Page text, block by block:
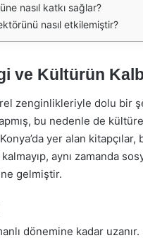
nasıl katkı sağlar?
nasıl etkilemiştir?
ve Kültürün
zenginlikleriyle dolu bir
bu nedenle de
yer alan
aynı zamanda
gelmiştir.
dönemine kadar